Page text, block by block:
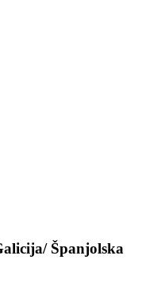
Španjolska